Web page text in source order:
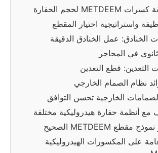
على المكسورات الهيدروليكية